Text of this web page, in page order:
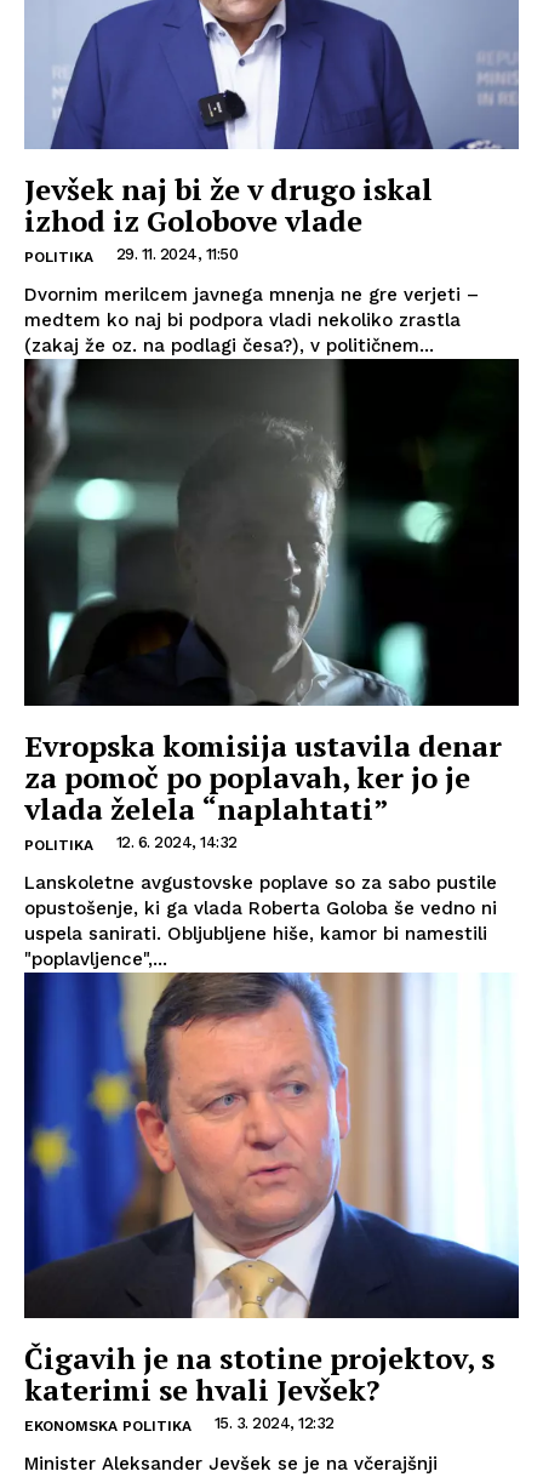
Jevšek naj bi že v drugo iskal
izhod iz Golobove vlade
POLITIKA 29. 11. 2024, 11:50
Dvornim merilcem javnega mnenja ne gre verjeti –
medtem ko naj bi podpora vladi nekoliko zrastla
(zakaj že oz. na podlagi česa?), v političnem...
Evropska komisija ustavila denar
za pomoč po poplavah, ker jo je
vlada želela “naplahtati”
POLITIKA 12. 6. 2024, 14:32
Lanskoletne avgustovske poplave so za sabo pustile
opustošenje, ki ga vlada Roberta Goloba še vedno ni
uspela sanirati. Obljubljene hiše, kamor bi namestili
"poplavljence",...
Čigavih je na stotine projektov, s
katerimi se hvali Jevšek?
EKONOMSKA POLITIKA 15. 3. 2024, 12:32
Minister Aleksander Jevšek se je na včerajšnji